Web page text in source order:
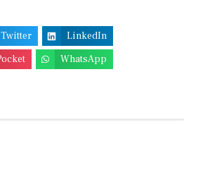
Twitter
LinkedIn
WhatsApp